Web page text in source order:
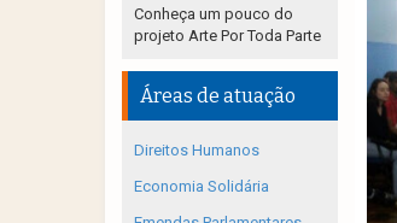
Conheça um pouco do
projeto Arte Por Toda Parte
Áreas de atuação
Direitos Humanos
Economia Solidária